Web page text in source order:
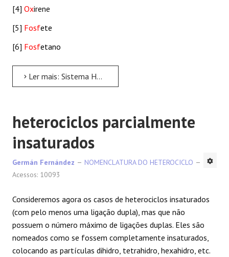
[4] Oxirene
[5] Fosfete
[6] Fosfetano
Ler mais: Sistema Hantzsch-Widman
heterociclos parcialmente
insaturados
Germán Fernández
NOMENCLATURA DO HETEROCICLO
Acessos: 10093
Consideremos agora os casos de heterociclos insaturados
(com pelo menos uma ligação dupla), mas que não
possuem o número máximo de ligações duplas. Eles são
nomeados como se fossem completamente insaturados,
colocando as partículas dihidro, tetrahidro, hexahidro, etc.